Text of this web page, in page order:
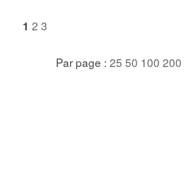
1 2 3
Par page : 25 50 100 200